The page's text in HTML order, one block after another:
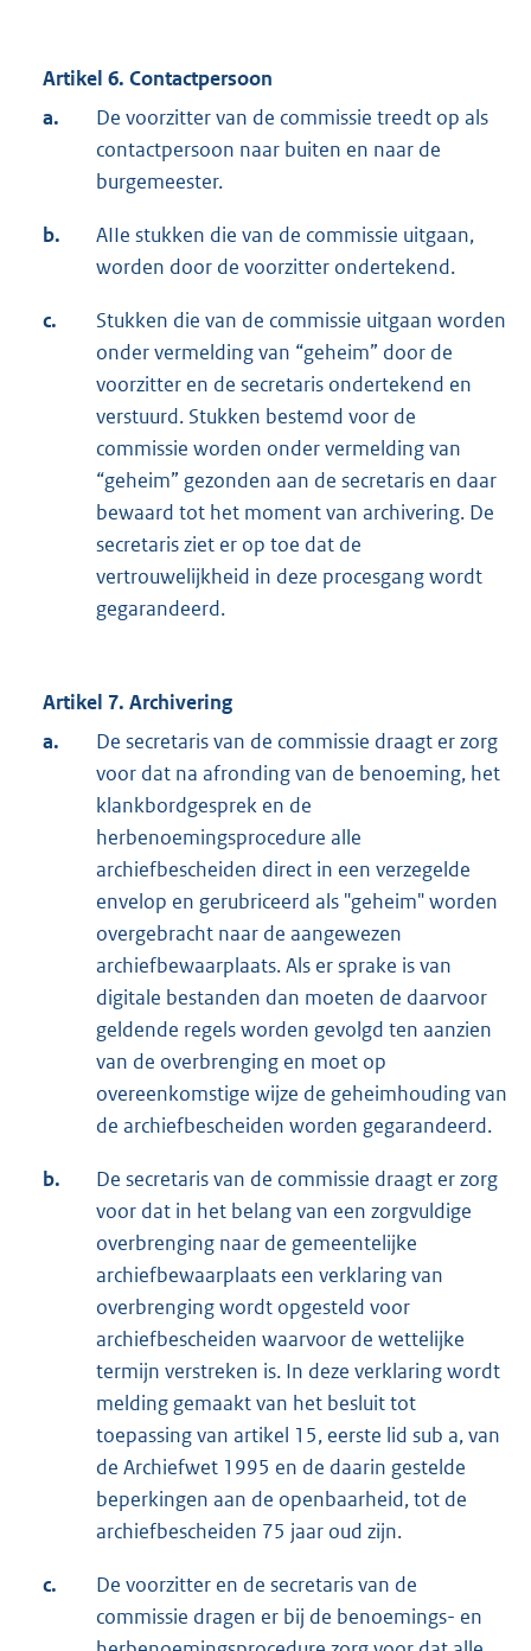
Artikel 6. Contactpersoon
a.
De voorzitter van de commissie treedt op als
contactpersoon naar buiten en naar de
burgemeester.
b.
AIIe stukken die van de commissie uitgaan,
worden door de voorzitter ondertekend.
c.
Stukken die van de commissie uitgaan worden
onder vermelding van “geheim” door de
voorzitter en de secretaris ondertekend en
verstuurd. Stukken bestemd voor de
commissie worden onder vermelding van
“geheim” gezonden aan de secretaris en daar
bewaard tot het moment van archivering. De
secretaris ziet er op toe dat de
vertrouwelijkheid in deze procesgang wordt
gegarandeerd.
Artikel 7. Archivering
a.
De secretaris van de commissie draagt er zorg
voor dat na afronding van de benoeming, het
klankbordgesprek en de
herbenoemingsprocedure alle
archiefbescheiden direct in een verzegelde
envelop en gerubriceerd als "geheim" worden
overgebracht naar de aangewezen
archiefbewaarplaats. Als er sprake is van
digitale bestanden dan moeten de daarvoor
geldende regels worden gevolgd ten aanzien
van de overbrenging en moet op
overeenkomstige wijze de geheimhouding van
de archiefbescheiden worden gegarandeerd.
b.
De secretaris van de commissie draagt er zorg
voor dat in het belang van een zorgvuldige
overbrenging naar de gemeentelijke
archiefbewaarplaats een verklaring van
overbrenging wordt opgesteld voor
archiefbescheiden waarvoor de wettelijke
termijn verstreken is. In deze verklaring wordt
melding gemaakt van het besluit tot
toepassing van artikel 15, eerste lid sub a, van
de Archiefwet 1995 en de daarin gestelde
beperkingen aan de openbaarheid, tot de
archiefbescheiden 75 jaar oud zijn.
c.
De voorzitter en de secretaris van de
commissie dragen er bij de benoemings- en